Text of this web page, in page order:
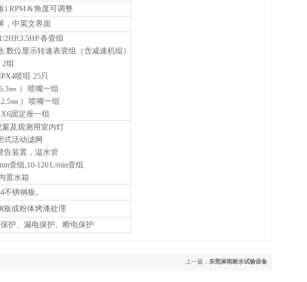
1 RPM & 角度可调整
，中英文界面
2HP,3.5HP 各壹组
数位显示转速表壹组（含减速机组）
2组
喷咀 25只
㎜ ） 喷嘴一组
㎜ ） 喷嘴一组
X6固定座一组
窗及观测用室内灯
式活动滤网
告装置，溢水管
壹组,10-120 L/min壹组
置水箱
不锈钢板。
板或粉体烤漆处理
护、漏电保护、断电保护
上一篇： 东莞淋雨耐水试验设备